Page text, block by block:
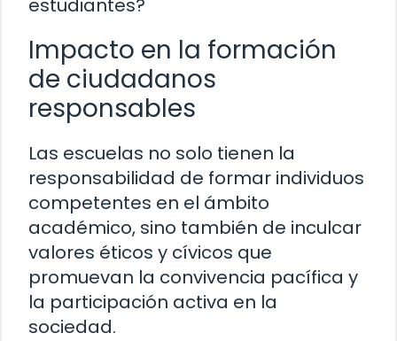
estudiantes?
Impacto en la formación
de ciudadanos
responsables
Las escuelas no solo tienen la
responsabilidad de formar individuos
competentes en el ámbito
académico, sino también de inculcar
valores éticos y cívicos que
promuevan la convivencia pacífica y
la participación activa en la
sociedad.